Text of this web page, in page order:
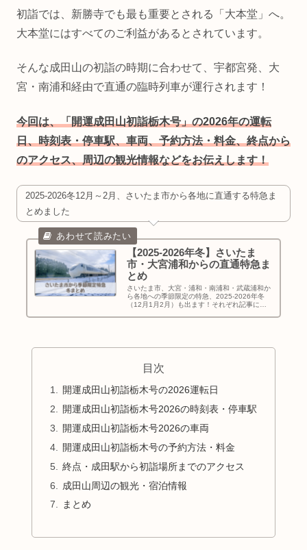
初詣では、新勝寺でも最も重要とされる「大本堂」へ。
大本堂にはすべてのご利益があるとされています。
そんな成田山の初詣の時期に合わせて、宇都宮発、大
宮・南浦和経由で直通の臨時列車が運行されます！
今回は、「開運成田山初詣栃木号」の2026年の運転
日、時刻表・停車駅、車両、予約方法・料金、終点から
のアクセス、周辺の観光情報などをお伝えします！
2025-2026冬12月～2月、さいたま市から各地に直通する特急ま
とめました
【2025-2026年冬】さいたま
市・大宮浦和からの直通特急ま
とめ
さいたま市、大宮・浦和・南浦和・武蔵浦和か
ら各地への季節限定の特急、2025-2026年冬
（12月1月2月）も出ます！それぞれ記事にし
目次
開運成田山初詣栃木号の2026運転日
開運成田山初詣栃木号2026の時刻表・停車駅
開運成田山初詣栃木号2026の車両
開運成田山初詣栃木号の予約方法・料金
終点・成田駅から初詣場所までのアクセス
成田山周辺の観光・宿泊情報
まとめ